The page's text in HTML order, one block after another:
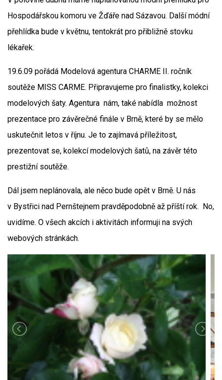
Hospodářskou komoru ve Žďáře nad Sázavou. Další módní
přehlídka bude v květnu, tentokrát pro přibližně stovku
lékařek.
19.6.09 pořádá Modelová agentura CHARME II. ročník
soutěže MISS CARME. Připravujeme pro finalistky, kolekci
modelových šaty. Agentura nám, také nabídla možnost
prezentace pro závěrečné finále v Brně, které by se mělo
uskutečnit letos v říjnu. Je to zajímavá příležitost,
prezentovat se, kolekcí modelových šatů, na závěr této
prestižní soutěže.
Dál jsem neplánovala, ale něco bude opět v Brně. U nás
v Bystřici nad Pernštejnem pravděpodobně až příští rok. No,
uvidíme. O všech akcích i aktivitách informuji na svých
webových stránkách.